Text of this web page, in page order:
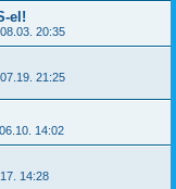
el!
20:35
21:25
14:02
14:28